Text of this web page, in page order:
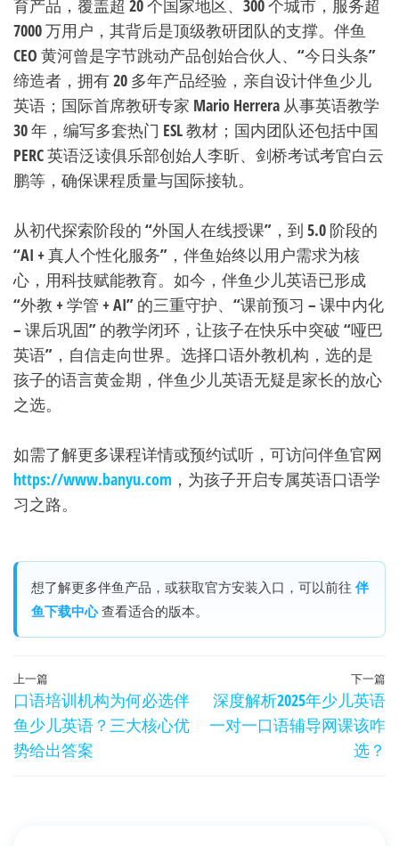
育产品，覆盖超 20 个国家地区、300 个城市，服务超
7000 万用户，其背后是顶级教研团队的支撑。伴鱼
CEO 黄河曾是字节跳动产品创始合伙人、“今日头条”
缔造者，拥有 20 多年产品经验，亲自设计伴鱼少儿
英语；国际首席教研专家 Mario Herrera 从事英语教学
30 年，编写多套热门 ESL 教材；国内团队还包括中国
PERC 英语泛读俱乐部创始人李昕、剑桥考试考官白云
鹏等，确保课程质量与国际接轨。
从初代探索阶段的 “外国人在线授课”，到 5.0 阶段的
“AI + 真人个性化服务”，伴鱼始终以用户需求为核
心，用科技赋能教育。如今，伴鱼少儿英语已形成
“外教 + 学管 + AI” 的三重守护、“课前预习 – 课中内化
– 课后巩固” 的教学闭环，让孩子在快乐中突破 “哑巴
英语”，自信走向世界。选择口语外教机构，选的是
孩子的语言黄金期，伴鱼少儿英语无疑是家长的放心
之选。
如需了解更多课程详情或预约试听，可访问伴鱼官网
https://www.banyu.com ，为孩子开启专属英语口语学
习之路。
想了解更多伴鱼产品，或获取官方安装入口，可以前往 伴
鱼下载中心查看适合的版本。
文
章
导
上
一
篇
文
上一篇
口语培训机构为何必选伴
鱼少儿英语？三大核心优
势给出答案
下一篇
深度解析2025年少儿英语
一对一口语辅导网课该咋
选？